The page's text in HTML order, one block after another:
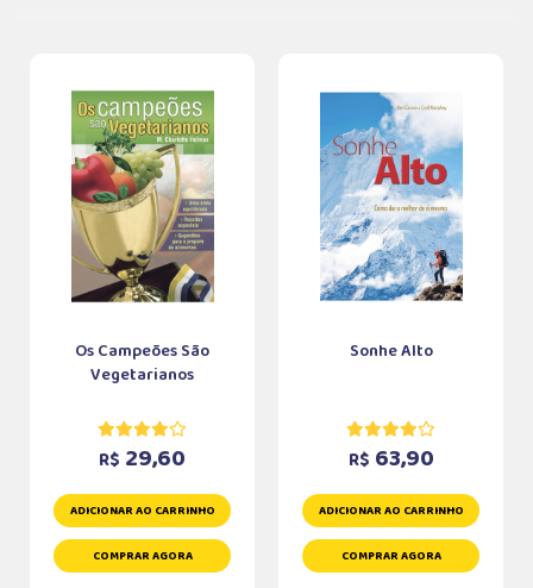
Os Campeões São
Vegetarianos
R$ 29,60
ADICIONAR AO CARRINHO
COMPRAR AGORA
Sonhe Alto
R$ 63,90
ADICIONAR AO CARRINHO
COMPRAR AGORA